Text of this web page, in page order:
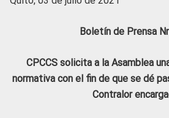
Boletín de Prensa
CPCCS solicita a la Asamblea
normativa con el fin de que se dé
Contralor